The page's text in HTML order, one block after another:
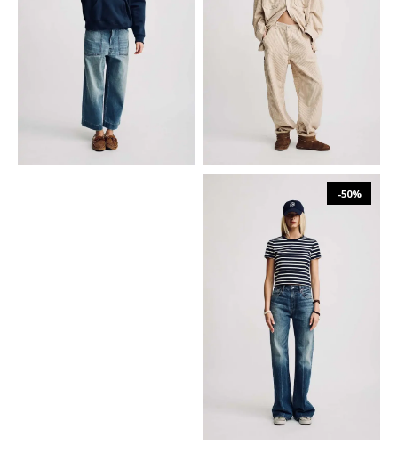
₪1,959
₪980
23 24 25
27
28
₪1,710
855
24 25 26
28
-50%
₪1,548
₪774
24 25 26
28
29